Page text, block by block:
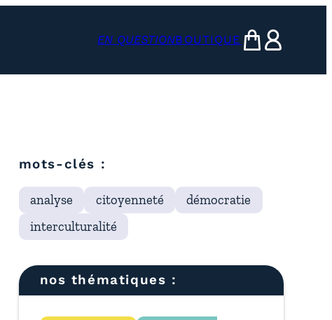
EN QUESTIONBOUTIQUE
mon panier
ma compte
mots-clés :
analyse citoyenneté
démocratie
interculturalité
nos thématiques :